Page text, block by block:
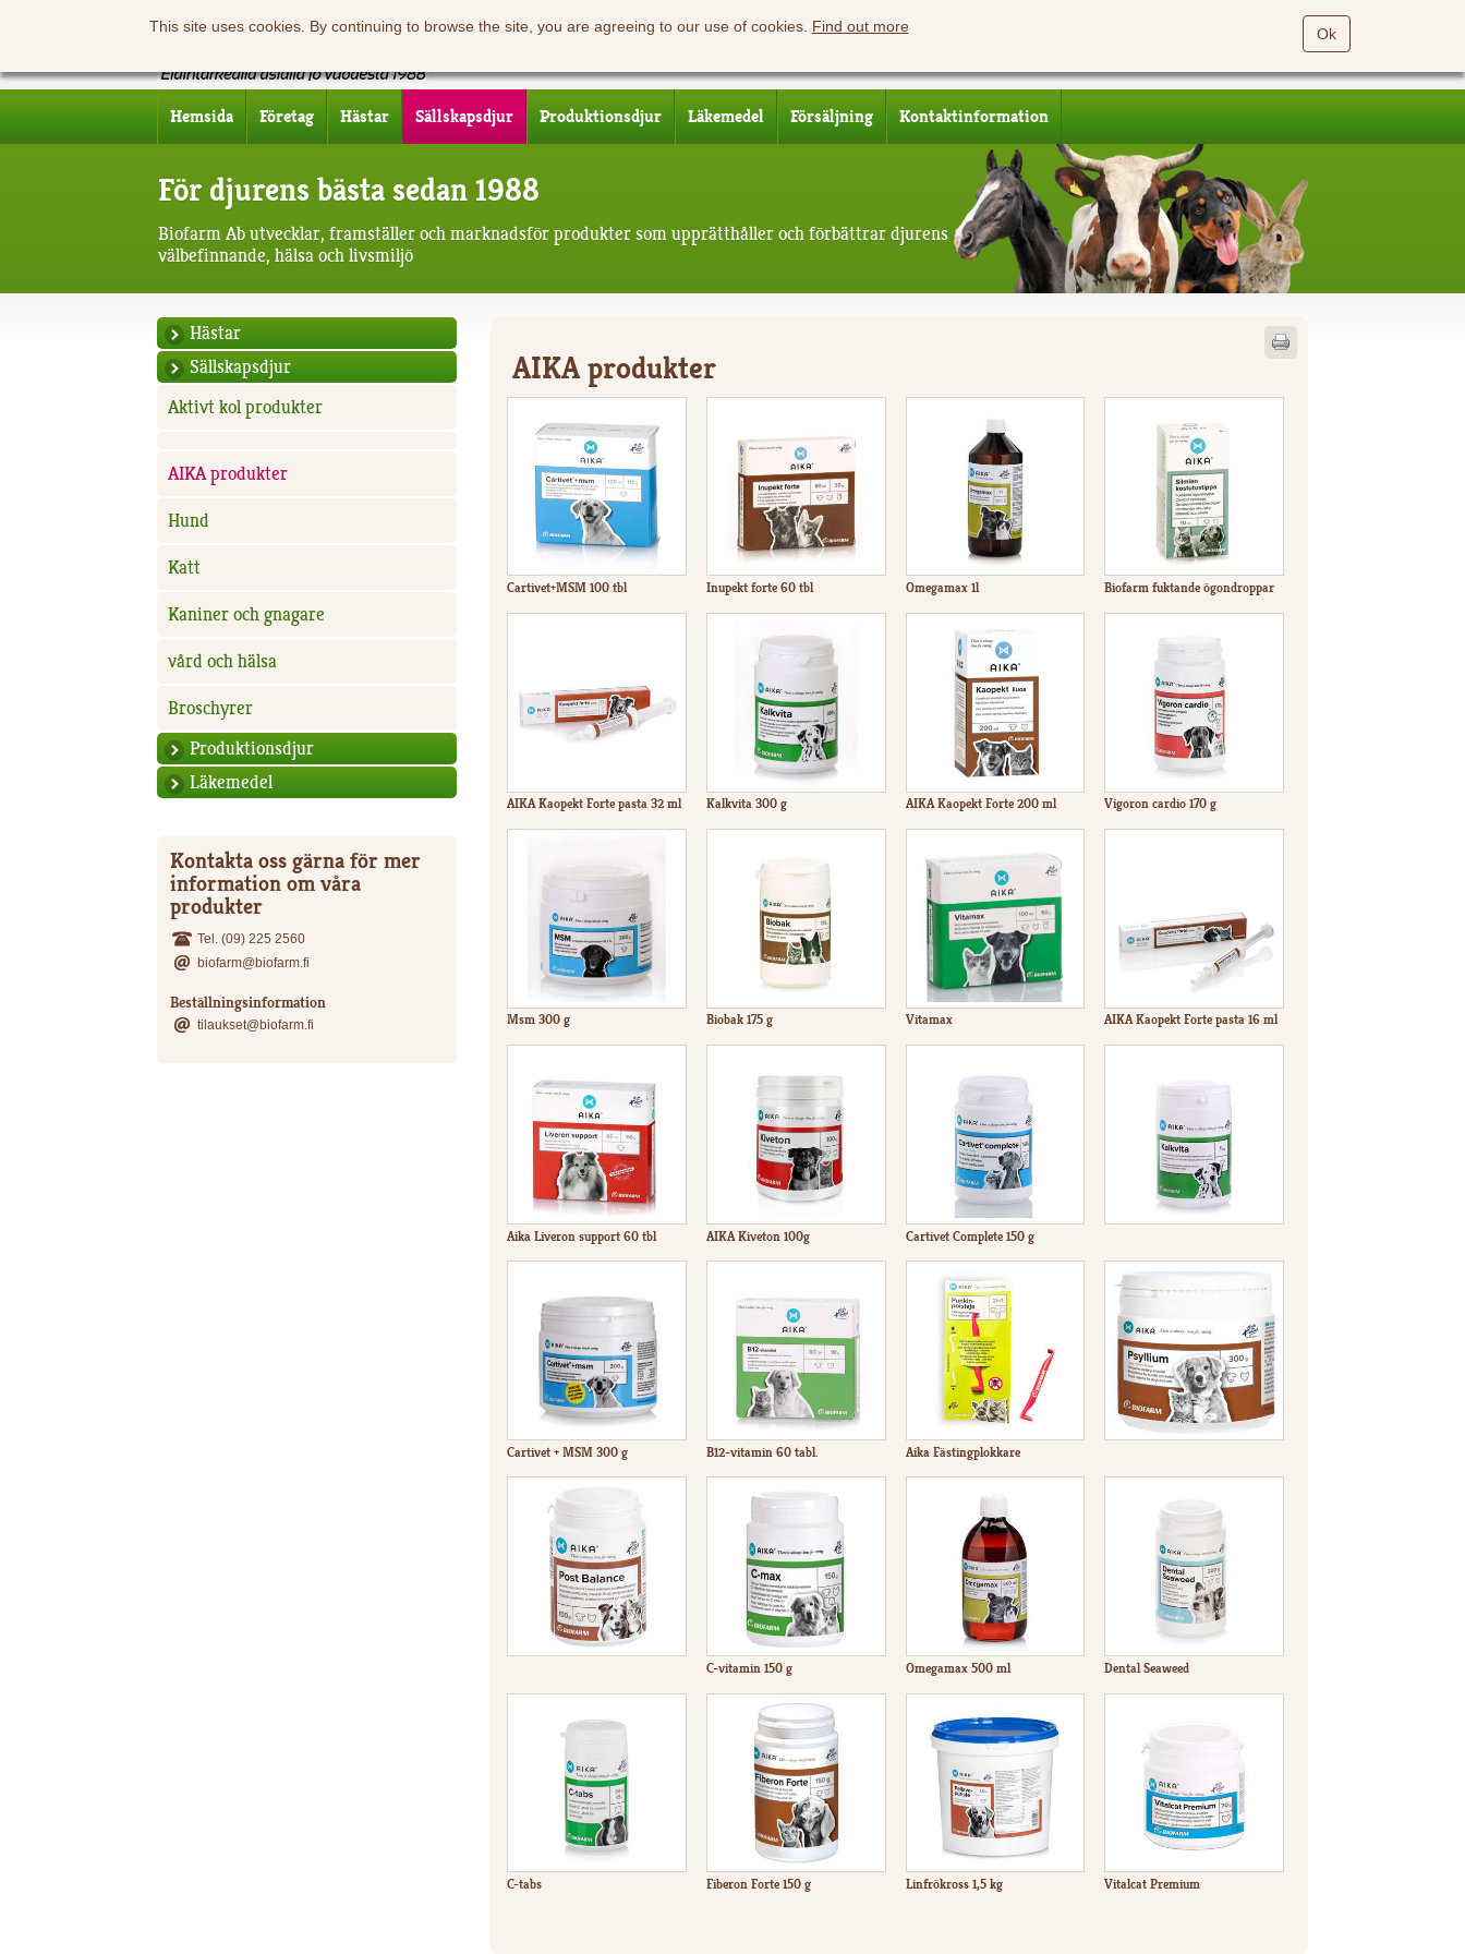
This site uses cookies. By continuing to browse the site, you are agreeing to our use of cookies. Find out more Ok
Hemsida Företag Hästar Sällskapsdjur Produktionsdjur Läkemedel Försäljning Kontaktinformation
För djurens bästa sedan 1988
Biofarm Ab utvecklar, framställer och marknadsför produkter som upprätthåller och förbättrar djurens
välbefinnande, hälsa och livsmiljö
Hästar
Sällskapsdjur
Aktivt kol produkter
AIKA produkter
Hund
Katt
Kaniner och gnagare
vård och hälsa
Broschyrer
Produktionsdjur
Läkemedel
AIKA produkter
Cartivet+MSM 100 tbl Inupekt forte 60 tbl Omegamax 1l Biofarm fuktande ögondroppar
AIKA Kaopekt Forte pasta 32 ml Kalkvita 300 g AIKA Kaopekt Forte 200 ml Vigoron cardio 170 g
Msm 300 g Biobak 175 g Vitamax AIKA Kaopekt Forte pasta 16 ml
Aika Liveron support 60 tbl AIKA Kiveton 100g Cartivet Complete 150 g
Cartivet + MSM 300 g B12-vitamin 60 tabl. Aika Fästingplokkare
C-vitamin 150 g Omegamax 500 ml Dental Seaweed
C-tabs Fiberon Forte 150 g Linfrökross 1,5 kg Vitalcat Premium
Kontakta oss gärna för mer
information om våra
produkter
Tel. (09) 225 2560
biofarm@biofarm.fi
Beställningsinformation
tilaukset@biofarm.fi